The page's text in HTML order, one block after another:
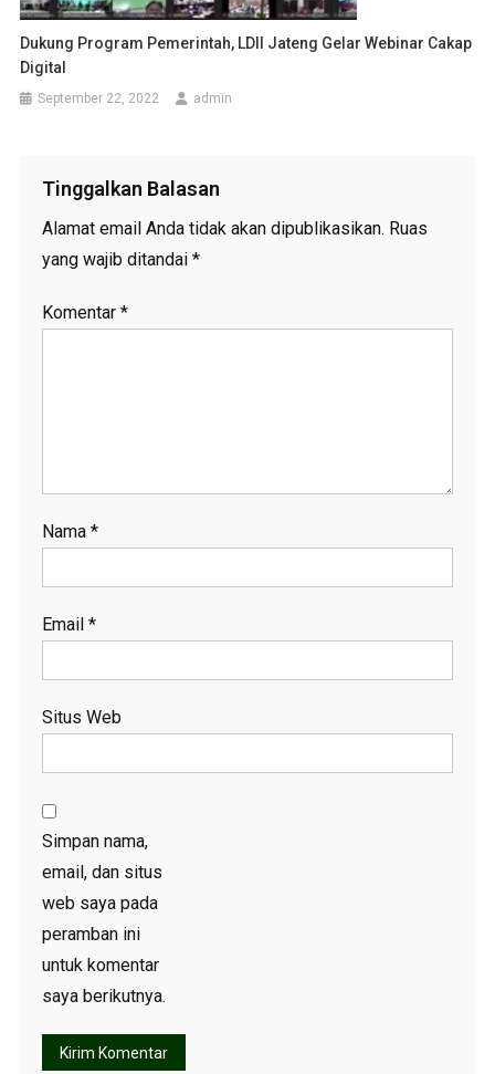
Dukung Program Pemerintah, LDII Jateng Gelar Webinar Cakap
Digital
September 22, 2022 admin
Tinggalkan Balasan
Alamat email Anda tidak akan dipublikasikan. Ruas
yang wajib ditandai *
Komentar *
Nama *
Email *
Situs Web
Simpan nama,
email, dan situs
web saya pada
peramban ini
untuk komentar
saya berikutnya.